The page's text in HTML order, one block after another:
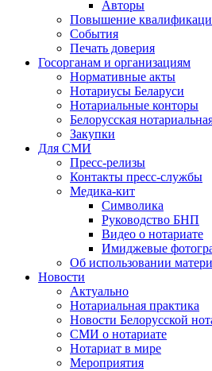
Авторы
Повышение
События
Печать доверия
Госорганам и организациям
Нормативные акты
Нотариусы Беларуси
Нотариальные конторы
Белорусская
Закупки
Для СМИ
Пресс-релизы
Контакты пресс-службы
Медика-кит
Символика
Руководство БНП
Видео о нотариате
Имиджевые
Об использовании
Новости
Актуально
Нотариальная практика
Новости Белорусской
СМИ о нотариате
Нотариат в мире
Мероприятия